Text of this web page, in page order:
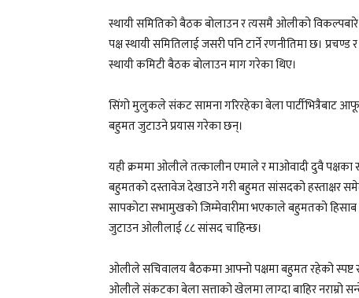
स्थायी समितिको बैठक बोलाउन र त्यसमै ओलीको
पक्ष स्थायी समितिलाई जसरी पनि टार्ने रणनीतिमा छ।
स्थायी कमिटी बैठक बोलाउन माग गरेका थिए।
सिंगो मुलुकले संकट सामना गरिरहेका बेला पार्टीभित्रैबाट
बहुमत जुटाउने प्रयास गरेका छन्।
यही क्रममा ओलीले तत्कालीन एमाले र माओवादी दुवै
बहुमतको दस्तावेज देखाउने गरी बहुमत सांसदको हस्ताक्षर
सापकोटा सभामुखको जिम्मेवारीमा भएकाले बहुमतको
जुटाउन ओलीलाई ८८ सांसद चाहिन्छ।
ओलीले सचिवालय बैठकमा आफ्नो पक्षमा बहुमत रहेको स्पष्ट
ओलीले संकटका बेला सत्ताको खेलमा लाग्दा बाहिर नराम्रो